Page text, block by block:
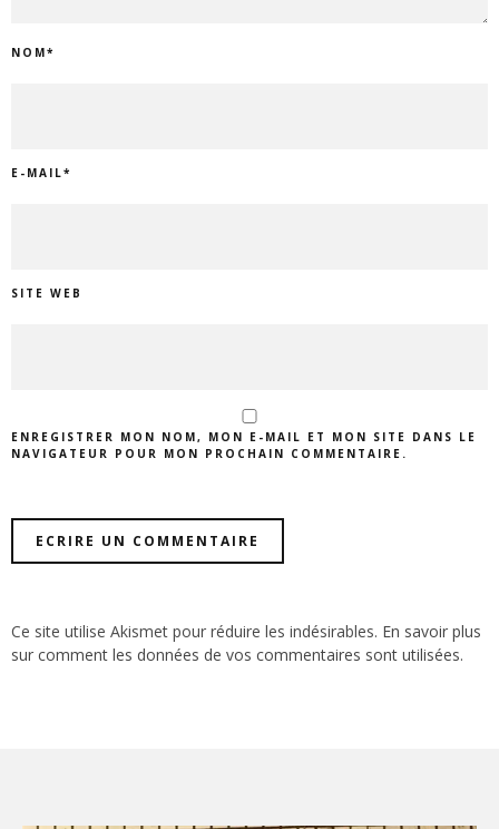
NOM*
E-MAIL*
SITE WEB
ENREGISTRER MON NOM, MON E-MAIL ET MON SITE DANS LE
NAVIGATEUR POUR MON PROCHAIN COMMENTAIRE.
Ce site utilise Akismet pour réduire les indésirables. En savoir plus
sur comment les données de vos commentaires sont utilisées.